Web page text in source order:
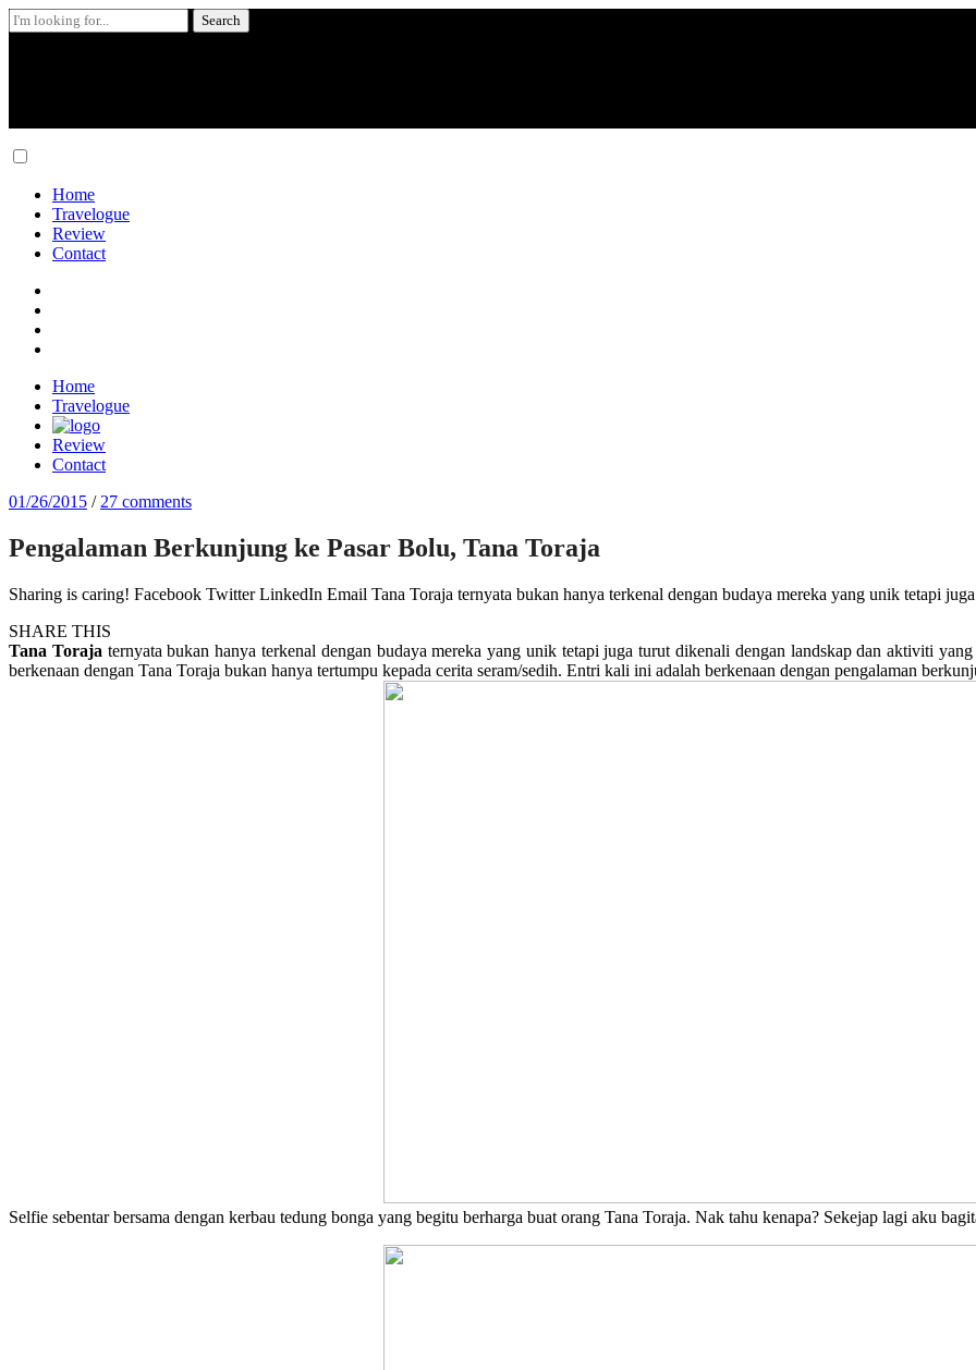
Search
for:
Skip
contentHome
Travelogue
Review
Contact
Home
Travelogue
Review
Contact
01/26/2015 / 27 comments
Pengalaman Berkunjung ke Pasar Bolu, Tana Toraja
Sharing is caring! Facebook Twitter LinkedIn Email Tana Toraja ternyata bukan hanya terkenal dengan budaya mereka yang unik tetapi
SHARE THIS
Tana Toraja ternyata bukan hanya terkenal dengan budaya mereka yang unik tetapi juga turut dikenali dengan landskap dan aktiviti
berkenaan dengan Tana Toraja bukan hanya tertumpu kepada cerita seram/sedih. Entri kali ini adalah berkenaan dengan pengalaman
Selfie sebentar bersama dengan kerbau tedung bonga yang begitu berharga buat orang Tana Toraja. Nak tahu kenapa? Sekejap lagi aku